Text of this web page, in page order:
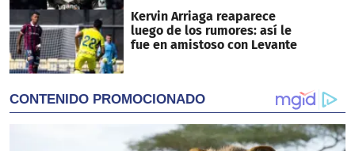
Kervin Arriaga reaparece
luego de los rumores: así le
fue en amistoso con Levante